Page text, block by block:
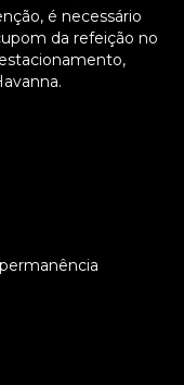
é necessário
da refeição no